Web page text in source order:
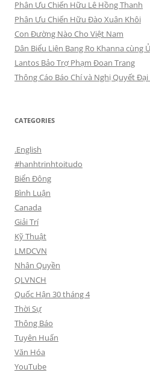
Phân Ưu Chiến Hữu Lê Hồng Thanh
Phân Ưu Chiến Hữu Đào Xuân Khôi
Con Đường Nào Cho Việt Nam
Dân Biểu Liên Bang Ro Khanna cùng
Lantos Bảo Trợ Phạm Đoan Trang
Thông Cáo Báo Chí và Nghị Quyết
CATEGORIES
.English
#hanhtrinhtoitudo
Biển Đông
Bình Luận
Canada
Giải Trí
Kỹ Thuật
LMDCVN
Nhân Quyền
QLVNCH
Quốc Hận 30 tháng 4
Thời Sự
Thông Báo
Tuyên Huấn
Văn Hóa
YouTube